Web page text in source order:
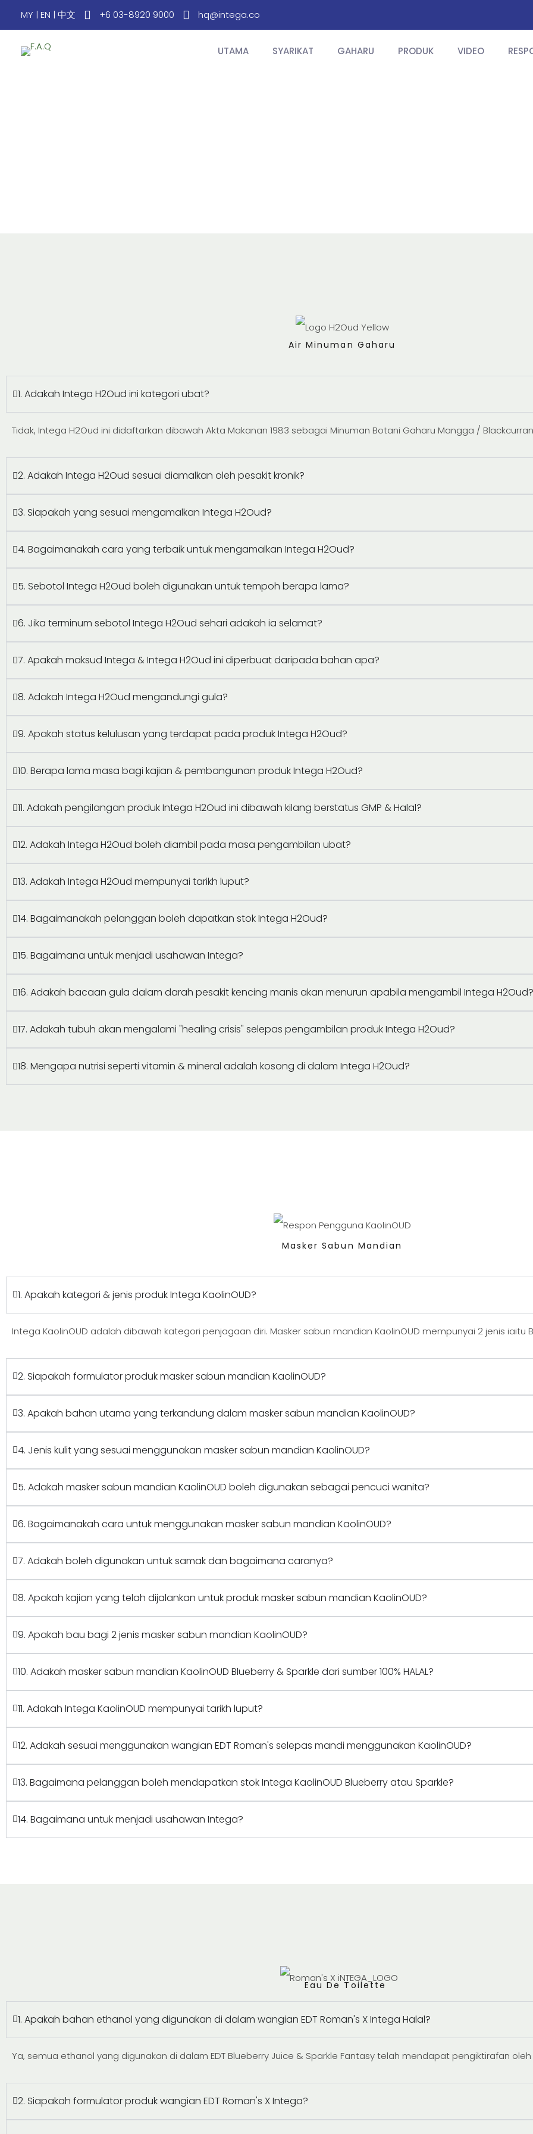
MY | EN | 中文 +6 03-8920 9000 hq@intega.co
UTAMA SYARIKAT GAHARU PRODUK VIDEO
Air Minuman Gaharu
1. Adakah Intega H2Oud ini kategori ubat?
Tidak, Intega H2Oud ini didaftarkan dibawah Akta Makanan 1983 sebagai Minuman Botani Gaharu Mangga /
2. Adakah Intega H2Oud sesuai diamalkan oleh pesakit kronik?
3. Siapakah yang sesuai mengamalkan Intega H2Oud?
4. Bagaimanakah cara yang terbaik untuk mengamalkan Intega H2Oud?
5. Sebotol Intega H2Oud boleh digunakan untuk tempoh berapa lama?
6. Jika terminum sebotol Intega H2Oud sehari adakah ia selamat?
7. Apakah maksud Intega & Intega H2Oud ini diperbuat daripada bahan apa?
8. Adakah Intega H2Oud mengandungi gula?
9. Apakah status kelulusan yang terdapat pada produk Intega H2Oud?
10. Berapa lama masa bagi kajian & pembangunan produk Intega H2Oud?
11. Adakah pengilangan produk Intega H2Oud ini dibawah kilang berstatus GMP & Halal?
12. Adakah Intega H2Oud boleh diambil pada masa pengambilan ubat?
13. Adakah Intega H2Oud mempunyai tarikh luput?
14. Bagaimanakah pelanggan boleh dapatkan stok Intega H2Oud?
15. Bagaimana untuk menjadi usahawan Intega?
16. Adakah bacaan gula dalam darah pesakit kencing manis akan menurun apabila mengambil Intega H2Oud?
17. Adakah tubuh akan mengalami "healing crisis" selepas pengambilan produk Intega H2Oud?
18. Mengapa nutrisi seperti vitamin & mineral adalah kosong di dalam Intega H2Oud?
Masker Sabun Mandian
1. Apakah kategori & jenis produk Intega KaolinOUD?
Intega KaolinOUD adalah dibawah kategori penjagaan diri. Masker sabun mandian KaolinOUD mempunyai 2 jenis iaitu
2. Siapakah formulator produk masker sabun mandian KaolinOUD?
3. Apakah bahan utama yang terkandung dalam masker sabun mandian KaolinOUD?
4. Jenis kulit yang sesuai menggunakan masker sabun mandian KaolinOUD?
5. Adakah masker sabun mandian KaolinOUD boleh digunakan sebagai pencuci wanita?
6. Bagaimanakah cara untuk menggunakan masker sabun mandian KaolinOUD?
7. Adakah boleh digunakan untuk samak dan bagaimana caranya?
8. Apakah kajian yang telah dijalankan untuk produk masker sabun mandian KaolinOUD?
9. Apakah bau bagi 2 jenis masker sabun mandian KaolinOUD?
10. Adakah masker sabun mandian KaolinOUD Blueberry & Sparkle dari sumber 100% HALAL?
11. Adakah Intega KaolinOUD mempunyai tarikh luput?
12. Adakah sesuai menggunakan wangian EDT Roman's selepas mandi menggunakan KaolinOUD?
13. Bagaimana pelanggan boleh mendapatkan stok Intega KaolinOUD Blueberry atau Sparkle?
14. Bagaimana untuk menjadi usahawan Intega?
Eau De Toilette
1. Apakah bahan ethanol yang digunakan di dalam wangian EDT Roman's X Intega Halal?
Ya, semua ethanol yang digunakan di dalam EDT Blueberry Juice & Sparkle Fantasy telah mendapat pengiktirafan oleh
2. Siapakah formulator produk wangian EDT Roman's X Intega?